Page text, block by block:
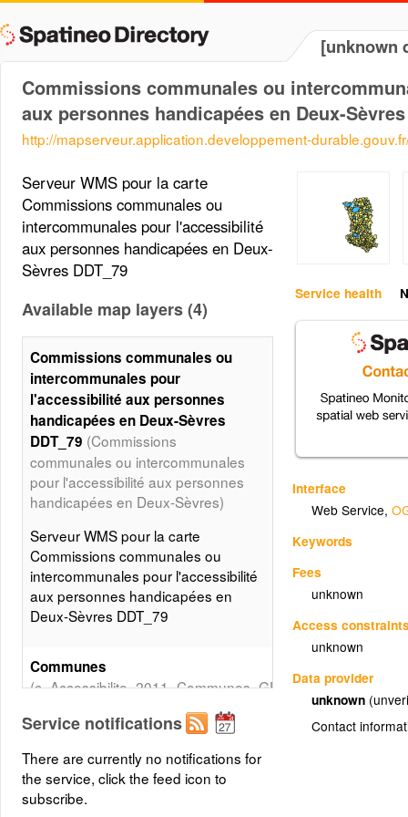
[unknown
Commissions communales ou
aux personnes handicapées en Deux-Sèvres
http://mapserveur.application.developpement-
Service health
Interface
Web Service,
Keywords
Fees
unknown
Access
unknown
Data provider
unknown
Contact
Serveur WMS pour la carte
Commissions communales ou
intercommunales pour l'accessibilité
aux personnes handicapées en Deux-
Sèvres DDT_79
Available map layers (4)
Commissions communales ou
intercommunales pour
l'accessibilité aux personnes
handicapées en Deux-Sèvres
DDT_79 (Commissions
communales ou intercommunales
pour l'accessibilité aux personnes
handicapées en Deux-Sèvres)
Serveur WMS pour la carte
Commissions communales ou
intercommunales pour l'accessibilité
aux personnes handicapées en
Deux-Sèvres DDT_79
Communes
(c_Accessibilite_2011_Communes_GEO_Valeurs_CCAPH)
(c_Accessibilite_2011_EPCI_GEO_Valeurs_CIAPH)
DEPARTEMENT
Service notifications
There are currently no notifications for
the service, click the feed icon to
subscribe.